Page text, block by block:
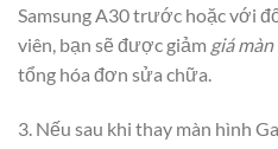
Samsung A30 trước hoặc với
viên, bạn sẽ được giảm giá
tổng hóa đơn sửa chữa.
3. Nếu sau khi thay màn hình